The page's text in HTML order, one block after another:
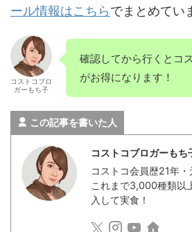
ール情報はこちらでまとめてい
コストコブロ
ガーもち子
確認してから行くとコ
がお得になります！
この記事を書いた人
コストコブロガーもち
コストコ会員歴21年・
これまで3,000種類以
入して実食！